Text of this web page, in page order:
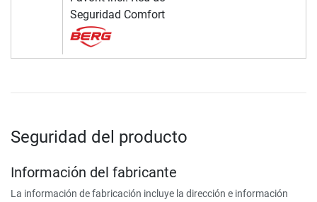
Seguridad Comfort
Seguridad del producto
Información del fabricante
La información de fabricación incluye la dirección e información